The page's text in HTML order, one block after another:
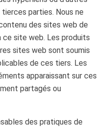
parties. Nous ne
des sites web de
site web. Les produits
sites web sont soumis
de ces tiers. Les
apparaissant sur ces
partagés ou
des pratiques de